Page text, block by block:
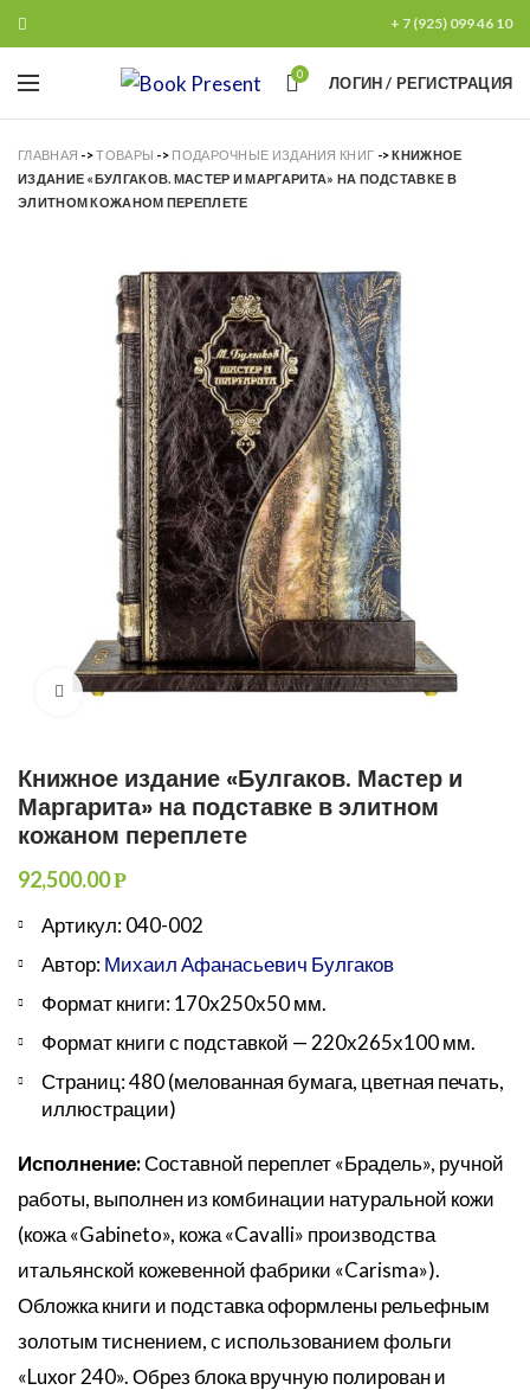
+ 7 (925) 099 46 10
0 ЛОГИН / РЕГИСТРАЦИЯ
ГЛАВНАЯ ->ТОВАРЫ -> ПОДАРОЧНЫЕ ИЗДАНИЯ КНИГ ->КНИЖНОЕ
ИЗДАНИЕ «БУЛГАКОВ. МАСТЕР И МАРГАРИТА» НА ПОДСТАВКЕ В
ЭЛИТНОМ КОЖАНОМ ПЕРЕПЛЕТЕ
Увеличить
Книжное издание «Булгаков. Мастер и
Маргарита» на подставке в элитном
кожаном переплете
92,500.00Р
Артикул: 040-002
Автор:Михаил Афанасьевич Булгаков
Формат книги: 170х250х50 мм.
Формат книги с подставкой — 220х265х100 мм.
Страниц: 480 (мелованная бумага, цветная печать,
иллюстрации)
Исполнение:Составной переплет «Брадель», ручной
работы, выполнен из комбинации натуральной кожи
(кожа «Gabineto», кожа «Cavalli» производства
итальянской кожевенной фабрики «Carisma»).
Обложка книги и подставка оформлены рельефным
золотым тиснением, с использованием фольги
«Luxor 240». Обрез блока вручную полирован и